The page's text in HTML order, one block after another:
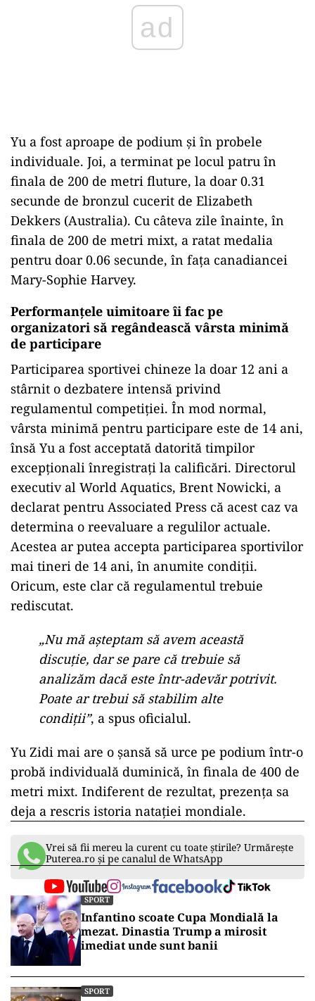
Yu a fost aproape de podium și în probele
individuale. Joi, a terminat pe locul patru în
finala de 200 de metri fluture, la doar 0.31
secunde de bronzul cucerit de Elizabeth
Dekkers (Australia). Cu câteva zile înainte, în
finala de 200 de metri mixt, a ratat medalia
pentru doar 0.06 secunde, în fața canadiancei
Mary-Sophie Harvey.
Performanțele uimitoare îi fac pe
organizatori să regândească vârsta minimă
de participare
Participarea sportivei chineze la doar 12 ani a
stârnit o dezbatere intensă privind
regulamentul competiției. În mod normal,
vârsta minimă pentru participare este de 14 ani,
însă Yu a fost acceptată datorită timpilor
excepționali înregistrați la calificări. Directorul
executiv al World Aquatics, Brent Nowicki, a
declarat pentru Associated Press că acest caz va
determina o reevaluare a regulilor actuale.
Acestea ar putea accepta participarea sportivilor
mai tineri de 14 ani, în anumite condiții.
Oricum, este clar că regulamentul trebuie
rediscutat.
„Nu mă așteptam să avem această
discuție, dar se pare că trebuie să
analizăm dacă este într-adevăr potrivit.
Poate ar trebui să stabilim alte
condiții”, a spus oficialul.
Yu Zidi mai are o șansă să urce pe podium într-o
probă individuală duminică, în finala de 400 de
metri mixt. Indiferent de rezultat, prezența sa
deja a rescris istoria natației mondiale.
Vrei să fii mereu la curent cu toate știrile? Urmărește
Puterea.ro și pe canalul de WhatsApp
SPORT
Infantino scoate Cupa Mondială la
mezat. Dinastia Trump a mirosit
imediat unde sunt banii
SPORT